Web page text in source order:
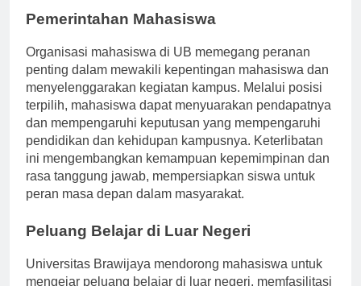
Organisasi mahasiswa di UB memegang peranan
penting dalam mewakili kepentingan mahasiswa dan
menyelenggarakan kegiatan kampus. Melalui posisi
terpilih, mahasiswa dapat menyuarakan pendapatnya
dan mempengaruhi keputusan yang mempengaruhi
pendidikan dan kehidupan kampusnya. Keterlibatan
ini mengembangkan kemampuan kepemimpinan dan
rasa tanggung jawab, mempersiapkan siswa untuk
Universitas Brawijaya mendorong mahasiswa untuk